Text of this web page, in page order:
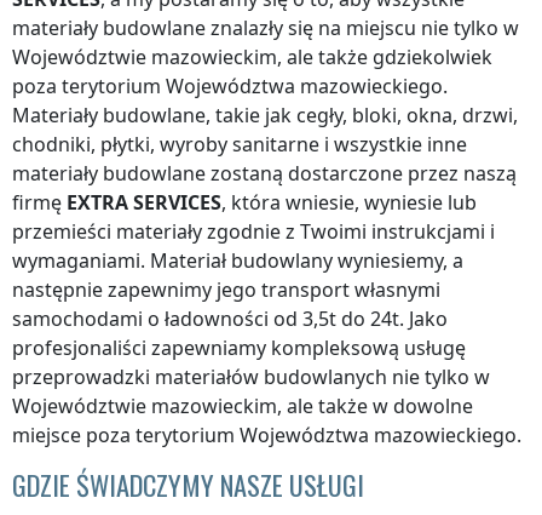
materiały budowlane znalazły się na miejscu nie tylko w
Województwie mazowieckim, ale także gdziekolwiek
poza terytorium Województwa mazowieckiego.
Materiały budowlane, takie jak cegły, bloki, okna, drzwi,
chodniki, płytki, wyroby sanitarne i wszystkie inne
materiały budowlane zostaną dostarczone przez naszą
firmę EXTRA SERVICES, która wniesie, wyniesie lub
przemieści materiały zgodnie z Twoimi instrukcjami i
wymaganiami. Materiał budowlany wyniesiemy, a
następnie zapewnimy jego transport własnymi
samochodami o ładowności od 3,5t do 24t. Jako
profesjonaliści zapewniamy kompleksową usługę
przeprowadzki materiałów budowlanych nie tylko w
Województwie mazowieckim, ale także w dowolne
miejsce poza terytorium Województwa mazowieckiego.
GDZIE ŚWIADCZYMY NASZE USŁUGI